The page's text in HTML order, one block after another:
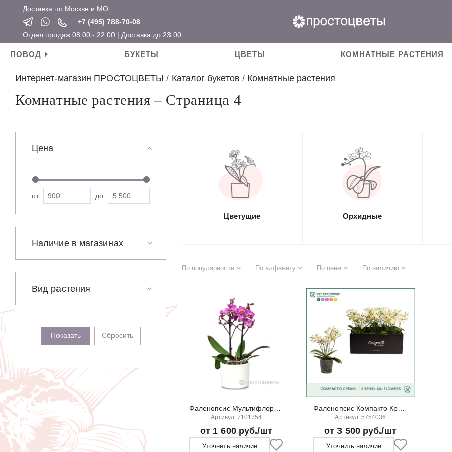
Доставка по Москве и МО
+7 (495) 788-70-08
Отдел продаж 08:00 - 22:00 | Доставка до 23:00
ПОВОД
Личные поводы
День рождения
Для ребенка
Для коллеги
Мужские букеты
На выписку
Календарные праздники
Новый год
БУКЕТЫ ЦВЕТЫ КОМНАТНЫЕ РАСТЕНИЯ
Ароматические свечи
Мягкие игрушки
Вазы
Сувениры
Новый год
Хит продаж
Интернет-магазин ПРОСТОЦВЕТЫ / Каталог букетов / Комнатные растения
Комнатные растения – Страница 4
Цветущие Орхидные
По популярности По алфавиту По цене По наличию
Артикул: 7101754
от 1 600 руб./шт
Уточнить наличие
Артикул: 5754036
от 3 500 руб./шт
Уточнить наличие
Цена
от до
Наличие в магазинах
Вид растения
Сбросить